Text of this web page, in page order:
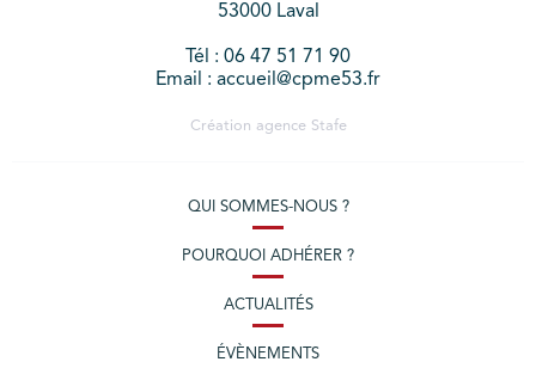
53000 Laval
Tél : 06 47 51 71 90
Email : accueil@cpme53.fr
Création agence Stafe
QUI SOMMES-NOUS ?
POURQUOI ADHÉRER ?
ACTUALITÉS
ÉVÈNEMENTS